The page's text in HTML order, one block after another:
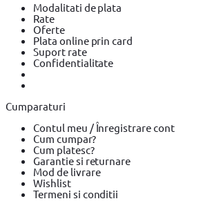
Slefuitor electric BOSCH
Masini de frezat BOSCH
electricaRindea electrica BOSCH
Suflanta aer caldSuflanta aer cald YATO
BOSCHPlaci compactoare & Ciocan
compactoare & Ciocan demolator BOSCH
Ciocan demolator Makita
scule electrice BOSCH
Pistoale de Vopsit si Trafaleti YATO
Echipamente de protectie Makita
YATO BricolajBricolaj OEMBricolaj Cynel
Surubelnita electrica BOSCH
Modalitati de plata
Rate
Oferte
Plata online prin card
Suport rate
Confidentialitate
Cumparaturi
Contul meu / Înregistrare cont
Cum cumpar?
Cum platesc?
Garantie si returnare
Mod de livrare
Wishlist
Termeni si conditii